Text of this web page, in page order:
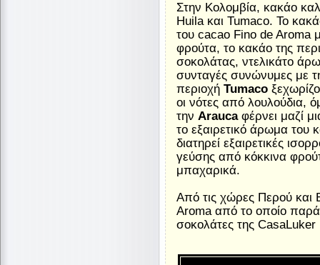
Στην Κολομβία, κακάο
Huila και Tumaco. Το
του cacao Fino de Aroma
φρούτα, το κακάο της
σοκολάτας, ντελικάτο
συνταγές συνώνυμες με
περιοχή Tumaco
οι νότες από λουλούδια,
την Araucaφέρνει μαζί
το εξαιρετικό άρωμα
διατηρεί εξαιρετικές
γεύσης από κόκκινα
μπαχαρικά.
Από τις χώρες Περού και
Aroma από το οποίο
σοκολάτες της